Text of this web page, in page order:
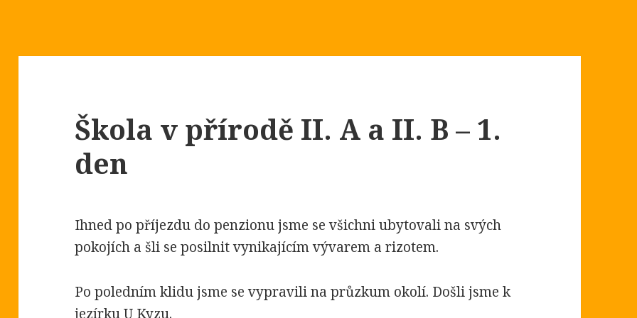
Škola v přírodě II. A a II. B – 1.
den
Ihned po příjezdu do penzionu jsme se všichni ubytovali na svých
pokojích a šli se posilnit vynikajícím vývarem a rizotem.
Po poledním klidu jsme se vypravili na průzkum okolí. Došli jsme k
jezírku U Kyzu.